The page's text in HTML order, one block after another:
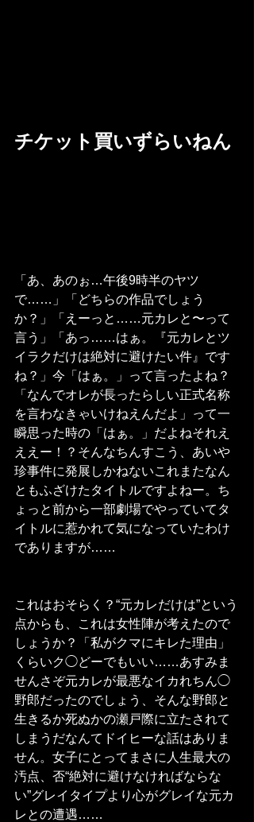
チケット買いずらいねん
「あ、あのぉ…午後9時半のヤツ
で……」「どちらの作品でしょう
か？」「えーっと……元カレと〜って
言う」「あっ……はぁ。『元カレとツ
イラクだけは絶対に避けたい件』です
ね？」今「はぁ。」って言ったよね？
「なんでオレが長ったらしい正式名称
を言わなきゃいけねえんだよ」って一
瞬思った時の「はぁ。」だよねそれえ
ええー！？そんなちんすこう、あいや
珍事件に発展しかねないこれまたなん
ともふざけたタイトルですよねー。ち
ょっと前から一部劇場でやっていてタ
イトルに惹かれて気になっていたわけ
でありますが……
これはおそらく？“元カレだけは”という
点からも、これは女性陣が考えたので
しょうか？「私がクマにキレた理由」
くらいク◯どーでもいい……あすみま
せんさぞ元カレが最悪なイカれちん◯
野郎だったのでしょう、そんな野郎と
生きるか死ぬかの瀬戸際に立たされて
しまうだなんてドイヒーな話はありま
せん。女子にとってまさに人生最大の
汚点、否“絶対に避けなければならな
い”グレイタイプより心がグレイな元カ
レとの遭遇……